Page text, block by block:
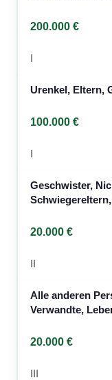
200.000 €
I
Urenkel, Eltern,
100.000 €
I
Geschwister,
20.000 €
II
Alle anderen
Verwandte,
20.000 €
III